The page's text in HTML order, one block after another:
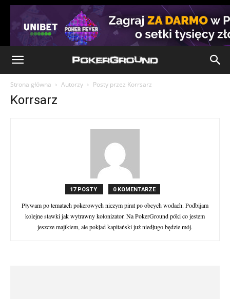
Strona główna Autorzy Posty przez Korrsarz
Korrsarz
17 POSTY 0 KOMENTARZE
Pływam po tematach pokerowych niczym pirat po obcych wodach. Podbijam
kolejne stawki jak wytrawny kolonizator. Na PokerGround póki co jestem
jeszcze majtkiem, ale pokład kapitański już niedługo będzie mój.